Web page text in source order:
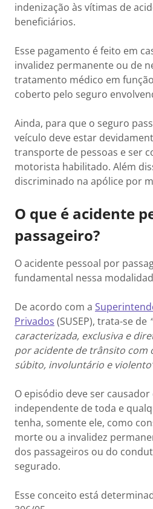
indenização às vítimas de
beneficiários.
Esse pagamento é feito em
invalidez permanente ou de
tratamento médico em
coberto pelo seguro
Ainda, para que o seguro
veículo deve estar
transporte de pessoas e ser
motorista habilitado. Além
discriminado na apólice por
O que é acidente
passageiro?
O acidente pessoal por
fundamental nessa
De acordo com a
Privados (SUSEP), trata-se de
caracterizada, exclusiva e
por acidente de trânsito com
súbito, involuntário e
O episódio deve ser
independente de toda e
tenha, somente ele, como
morte ou a invalidez
dos passageiros ou do
segurado.
Esse conceito está